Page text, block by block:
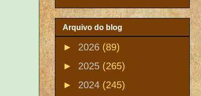
Arquivo do blog
► 2026 (89)
► 2025 (265)
► 2024 (245)